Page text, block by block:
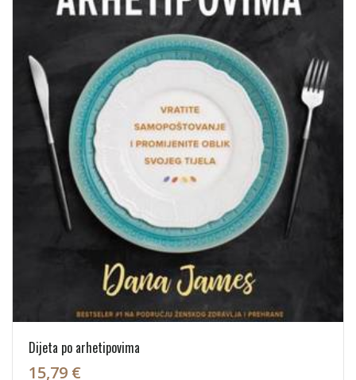
Dijeta po arhetipovima
15,79 €